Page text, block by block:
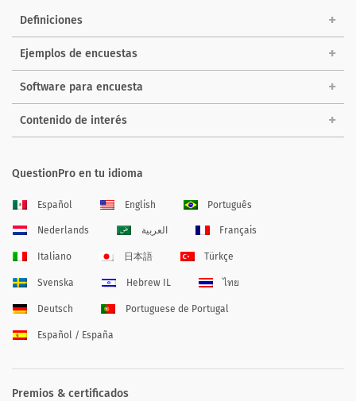
Definiciones
Ejemplos de encuestas
Software para encuesta
Contenido de interés
QuestionPro en tu idioma
Español English Português
Nederlands العربية Français
Italiano 日本語 Türkçe
Svenska Hebrew IL ไทย
Deutsch Portuguese de Portugal
Español / España
Premios & certificados